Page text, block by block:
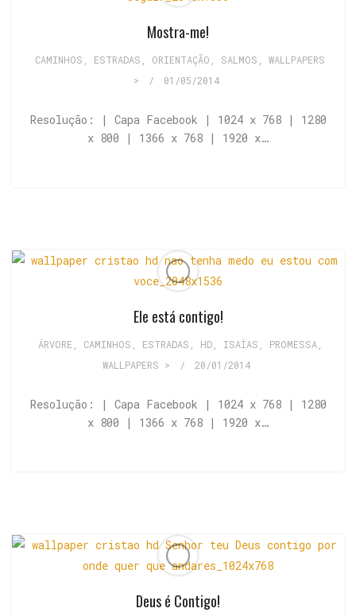
Mostra-me!
CAMINHOS, ESTRADAS ORIENTAÇÃO SALMOS
WALLPAPERS
>
/ 01/05/2014
Resolução: | Capa Facebook | 1024 x 768 | 1280
x 800 | 1366 x 768 | 1920 x…
Ele está contigo!
ÁRVORE CAMINHOS, ESTRADAS HD, ISAÍAS PROMESSA,
WALLPAPERS >
/ 20/01/2014
Resolução: | Capa Facebook | 1024 x 768 | 1280
x 800 | 1366 x 768 | 1920 x…
Deus é Contigo!